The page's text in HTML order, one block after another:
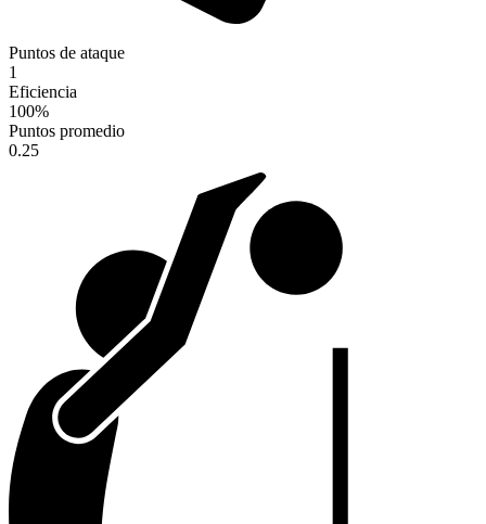
Puntos de ataque
1
Eficiencia
100%
Puntos promedio
0.25